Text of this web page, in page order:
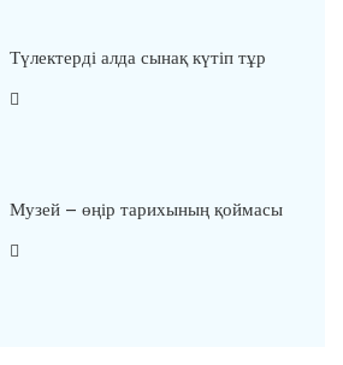
Түлектерді алда сынақ күтіп тұр
Музей – өңір тарихының қоймасы